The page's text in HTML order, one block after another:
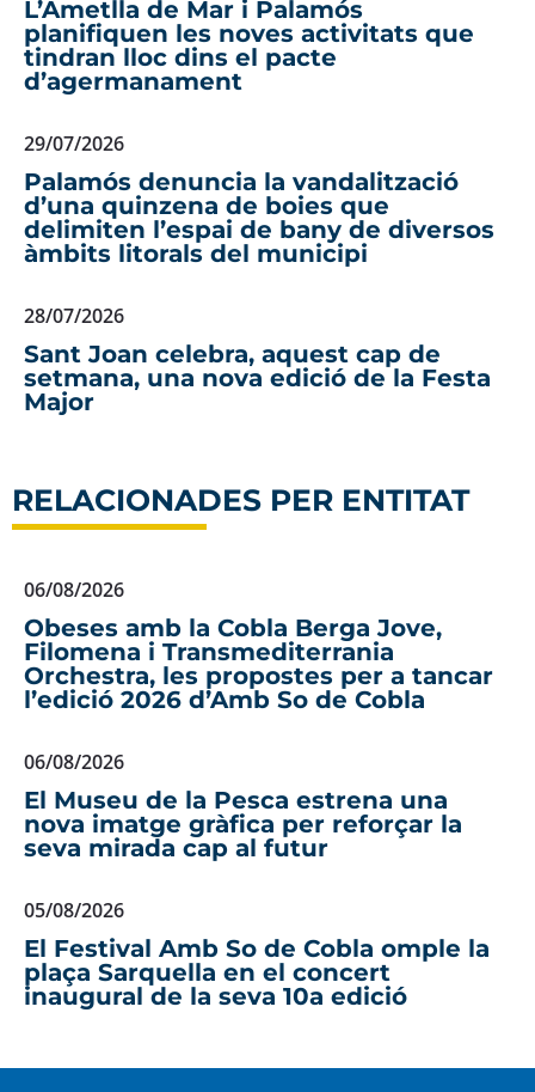
L’Ametlla de Mar i Palamós
planifiquen les noves activitats que
tindran lloc dins el pacte
d’agermanament
29/07/2026
Palamós denuncia la vandalització
d’una quinzena de boies que
delimiten l’espai de bany de diversos
àmbits litorals del municipi
28/07/2026
Sant Joan celebra, aquest cap de
setmana, una nova edició de la Festa
Major
RELACIONADES PER ENTITAT
06/08/2026
Obeses amb la Cobla Berga Jove,
Filomena i Transmediterrania
Orchestra, les propostes per a tancar
l’edició 2026 d’Amb So de Cobla
06/08/2026
El Museu de la Pesca estrena una
nova imatge gràfica per reforçar la
seva mirada cap al futur
05/08/2026
El Festival Amb So de Cobla omple la
plaça Sarquella en el concert
inaugural de la seva 10a edició